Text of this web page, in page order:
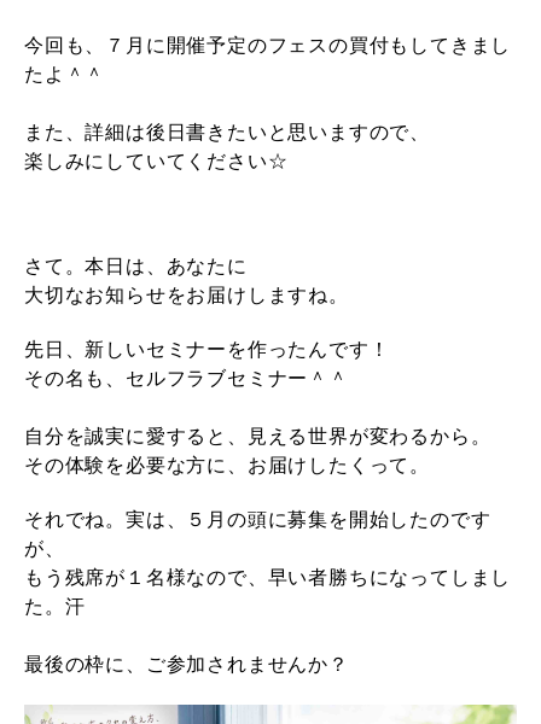
今回も、７月に開催予定のフェスの買付もしてきまし
たよ＾＾
また、詳細は後日書きたいと思いますので、
楽しみにしていてください☆
さて。本日は、あなたに
大切なお知らせをお届けしますね。
先日、新しいセミナーを作ったんです！
その名も、セルフラブセミナー＾＾
自分を誠実に愛すると、見える世界が変わるから。
その体験を必要な方に、お届けしたくって。
それでね。実は、５月の頭に募集を開始したのです
が、
もう残席が１名様なので、早い者勝ちになってしまし
た。汗
最後の枠に、ご参加されませんか？